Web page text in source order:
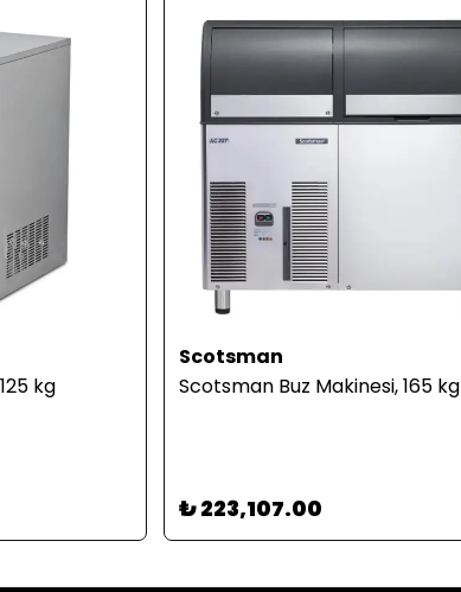
kg
Scotsman
Scotsman Buz Makinesi, 165 kg
₺ 223,107.00